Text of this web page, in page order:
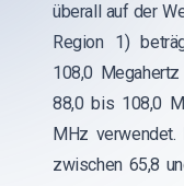
überall auf der
Region 1)
108,0
88,0 bis 108,0
MHz verwendet.
zwischen 65,8